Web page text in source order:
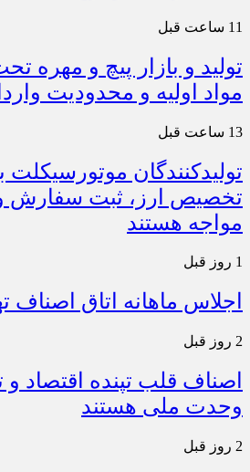
11 ساعت قبل
تولید و بازار پیچ و مهره
مواد اولیه و محدودیت
13 ساعت قبل
تولیدکنندگان
تخصیص ارز، ثبت سفارش
مواجه هستند
1 روز قبل
اجلاس ماهانه اتاق اصناف
2 روز قبل
اصناف قلب تپنده اقتصاد و
وحدت ملی هستند
2 روز قبل